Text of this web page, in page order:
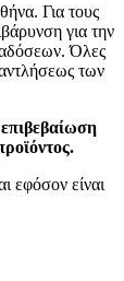
Για τους
για την
Όλες
των
εφόσον είναι